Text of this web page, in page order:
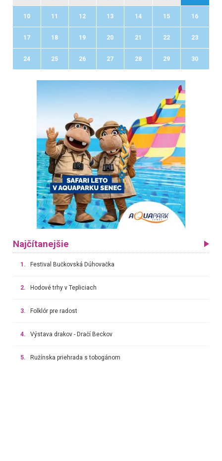
10 11 12 13 14 15 16
17 18 19 20 21 22 23
24 25 26 27 28 29 30
Najčítanejšie
1. Festival Bučkovská Dúhovačka
2. Hodové trhy v Tepliciach
3. Folklór pre radost
4. Výstava drakov - Dračí Beckov
5. Ružínska priehrada s tobogánom